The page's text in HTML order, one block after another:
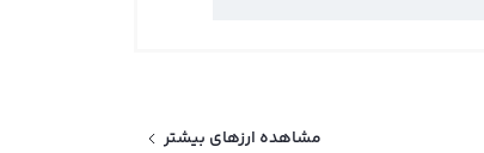
مشاهده ارزهای بیشتر